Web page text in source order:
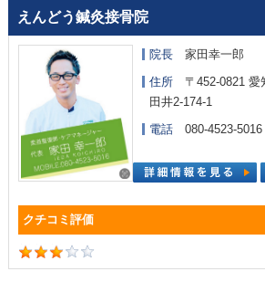
えんどう鍼灸接骨院
院長家田幸一郎
住所〒452-0821 愛
田井2-174-1
電話080-4523-5016